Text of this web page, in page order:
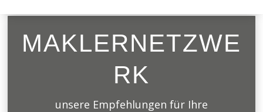
MAKLERNETZWE
RK
unsere Empfehlungen für Ihre